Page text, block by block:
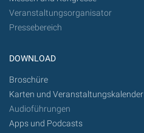
Veranstaltungsorganisator
Pressebereich
DOWNLOAD
Broschüre
Karten und Veranstaltungskalender
Audioführungen
Apps und Podcasts